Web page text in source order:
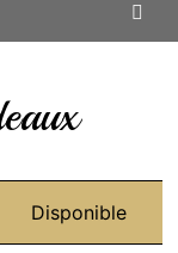
Disponible